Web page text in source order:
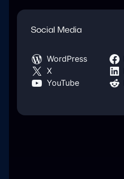
Social Media
WordPress
X
YouTube